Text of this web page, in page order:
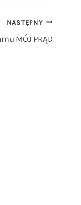
NASTĘPNY
MÓJ PRĄD